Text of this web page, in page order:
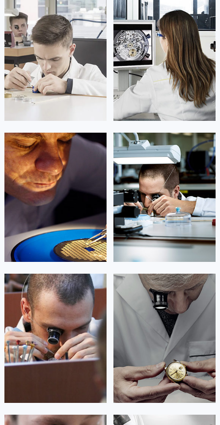
凯罗尔·切尔西
资深萧邦技师
是萧邦售后服务中心
(萧邦保养中心)
的高级技师之一
Beijing Chopard Maintain center
北京萧邦维修
达芙妮·克劳迪娅
资深萧邦技师
是萧邦售后服务中心
(萧邦保养中心)
的高级技师之一
Shanghai Chopard Maintain center
 上海萧邦维修
艾德琳·亚历桑德拉
资深萧邦技师
是萧邦售后服务中心
(萧邦保养中心)
的高级技师之一
Guangzhou Chopard Maintain center
 广州萧邦维修
艾莉森·安吉莉亚
资深萧邦技师
是萧邦售后服务中心
(萧邦保养中心)
的高级技师之一
Shenzhen Chopard Maintain center
 深圳萧邦维修